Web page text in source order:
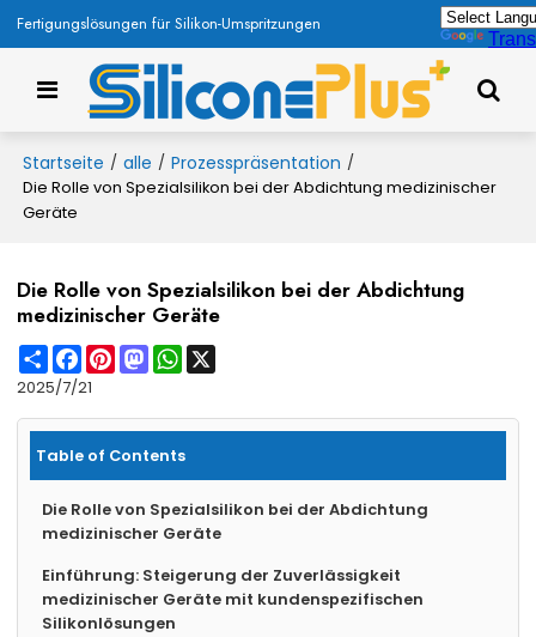
Fertigungslösungen für Silikon-Umspritzungen
Startseite / alle / Prozesspräsentation /
Die Rolle von Spezialsilikon bei der Abdichtung medizinischer
Geräte
Die Rolle von Spezialsilikon bei der Abdichtung
medizinischer Geräte
ShareFacebook
PinterestMastodonWhatsApp
2025/7/21
Table of Contents
Die Rolle von Spezialsilikon bei der Abdichtung
medizinischer Geräte
Einführung: Steigerung der Zuverlässigkeit
medizinischer Geräte mit kundenspezifischen
Silikonlösungen